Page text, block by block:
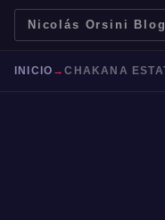
Nicolás Orsini Blog
INICIO →